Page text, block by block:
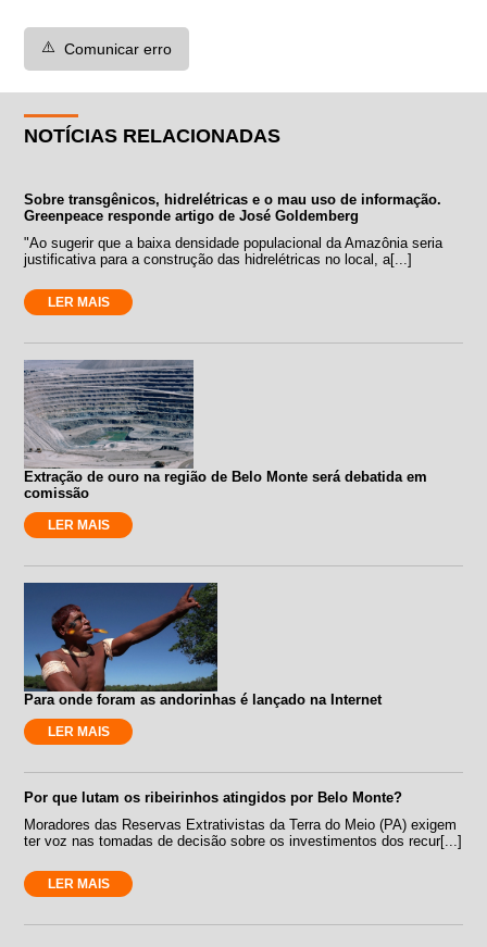
⚠️ Comunicar erro
NOTÍCIAS RELACIONADAS
Sobre transgênicos, hidrelétricas e o mau uso de informação.
Greenpeace responde artigo de José Goldemberg
"Ao sugerir que a baixa densidade populacional da Amazônia seria
justificativa para a construção das hidrelétricas no local, a[...]
LER MAIS
Extração de ouro na região de Belo Monte será debatida em
comissão
LER MAIS
Para onde foram as andorinhas é lançado na Internet
LER MAIS
Por que lutam os ribeirinhos atingidos por Belo Monte?
Moradores das Reservas Extrativistas da Terra do Meio (PA) exigem
ter voz nas tomadas de decisão sobre os investimentos dos recur[...]
LER MAIS